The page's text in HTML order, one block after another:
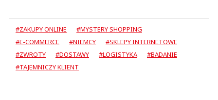
#ZAKUPY ONLINE
#MYSTERY SHOPPING
#E-COMMERCE
#NIEMCY
#SKLEPY INTERNETOWE
#ZWROTY
#DOSTAWY #LOGISTYKA
#BADANIE
#TAJEMNICZY KLIENT